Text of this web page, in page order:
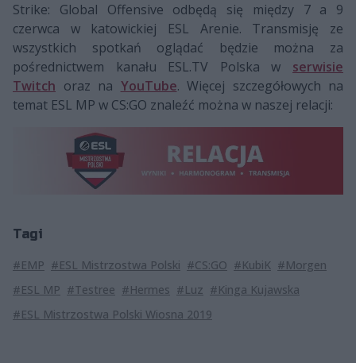
Strike: Global Offensive odbędą się między 7 a 9
czerwca w katowickiej ESL Arenie. Transmisję ze
wszystkich spotkań oglądać będzie można za
pośrednictwem kanału ESL.TV Polska w serwisie
Twitch oraz na YouTube. Więcej szczegółowych na
temat ESL MP w CS:GO znaleźć można w naszej relacji:
Tagi
#EMP #ESL Mistrzostwa Polski #CS:GO #KubiK #Morgen
#ESL MP #Testree #Hermes #Luz #Kinga Kujawska
#ESL Mistrzostwa Polski Wiosna 2019